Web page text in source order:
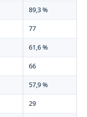
89,3 %
77
61,6 %
66
57,9 %
29